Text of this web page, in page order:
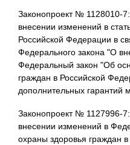
Законопроект № 1128010-
внесении изменений в
Российской Федерации в
Федерального закона "О
Федеральный закон "Об
граждан в Российской
дополнительных гарантий
Законопроект № 1127996-
внесении изменений в
охраны здоровья граждан